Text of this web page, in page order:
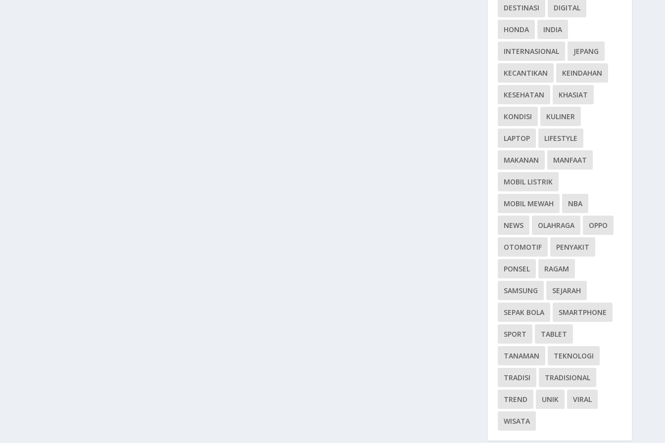
DESTINASI DIGITAL
HONDA INDIA
INTERNASIONAL JEPANG
KECANTIKAN KEINDAHAN
KESEHATAN KHASIAT
KONDISI KULINER
LAPTOP LIFESTYLE
MAKANAN MANFAAT
MOBIL LISTRIK
MOBIL MEWAH NBA
NEWS OLAHRAGA OPPO
OTOMOTIF PENYAKIT
PONSEL RAGAM
SAMSUNG SEJARAH
SEPAK BOLA SMARTPHONE
SPORT TABLET
TANAMAN TEKNOLOGI
TRADISI TRADISIONAL
TREND UNIK VIRAL
WISATA